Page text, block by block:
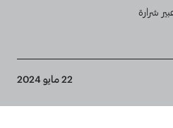
شرارة
22 مايو 2024